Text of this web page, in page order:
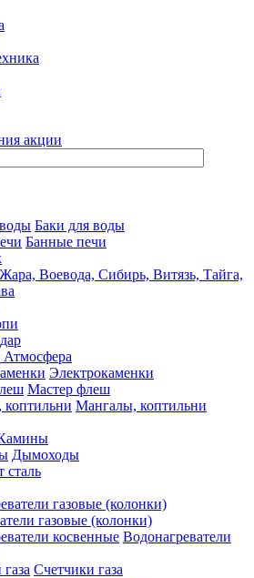
акции
Баки для воды
Банные печи
Воевода, Сибирь, Витязь, Тайга,
Электрокаменки
Мастер флеш
Мангалы, коптильни
Дымоходы
сталь
газовые (колонки)
Водонагреватели
Счетчики газа